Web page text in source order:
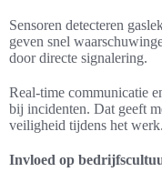
Sensoren detecteren
geven snel
door directe signalering.
Real-time communicatie
bij incidenten. Dat geeft
veiligheid tijdens het werk.
Invloed op